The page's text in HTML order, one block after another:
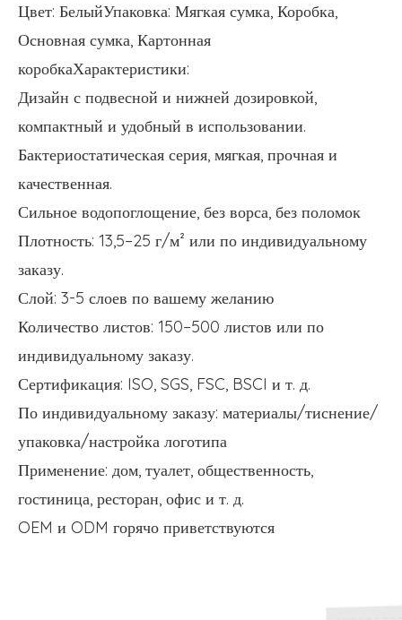
Цвет: БелыйУпаковка: Мягкая сумка, Коробка,
Основная сумка, Картонная
коробкаХарактеристики:
Дизайн с подвесной и нижней дозировкой,
компактный и удобный в использовании.
Бактериостатическая серия, мягкая, прочная и
качественная.
Сильное водопоглощение, без ворса, без поломок
Плотность: 13,5–25 г/м² или по индивидуальному
заказу.
Слой: 3-5 слоев по вашему желанию
Количество листов: 150–500 листов или по
индивидуальному заказу.
Сертификация: ISO, SGS, FSC, BSCI и т. д.
По индивидуальному заказу: материалы/тиснение/
упаковка/настройка логотипа
Применение: дом, туалет, общественность,
гостиница, ресторан, офис и т. д.
OEM и ODM горячо приветствуются